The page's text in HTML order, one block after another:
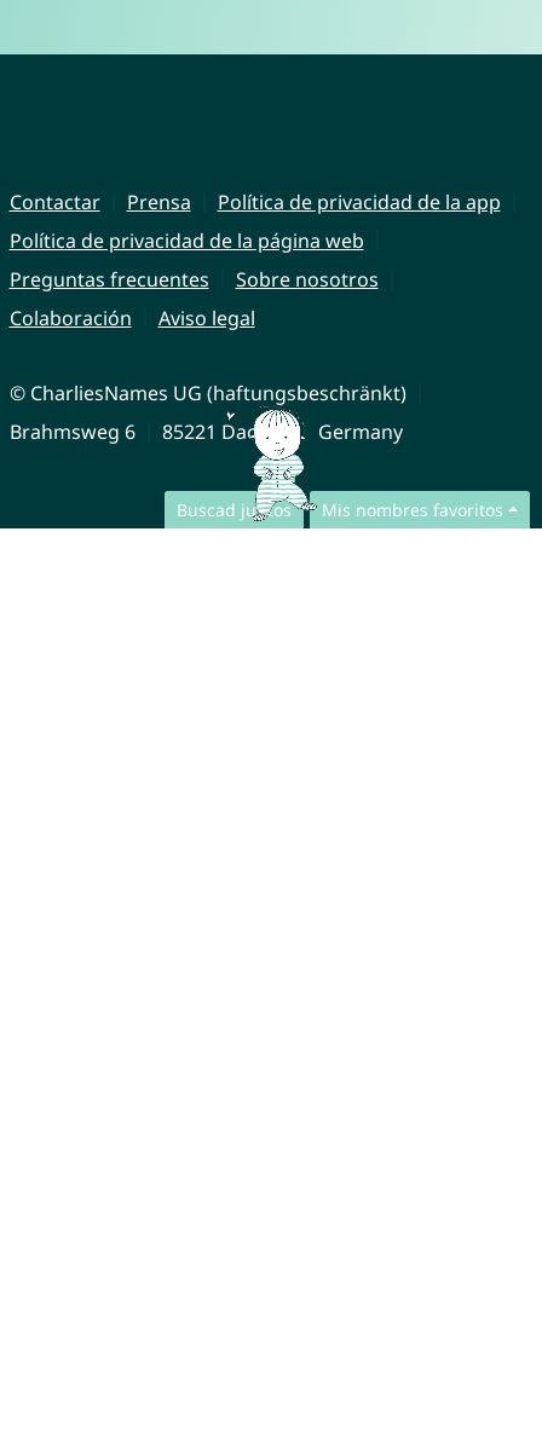
Buscad juntos Mis nombres favoritos
Contactar Prensa
Política de privacidad de la app
Política de privacidad de la página web
Preguntas frecuentes
Sobre nosotros
Colaboración
Aviso legal
© CharliesNames UG (haftungsbeschränkt)
Brahmsweg 6
85221 Dachau Germany